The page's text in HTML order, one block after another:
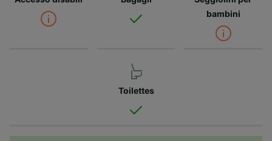
bambini
Toilettes